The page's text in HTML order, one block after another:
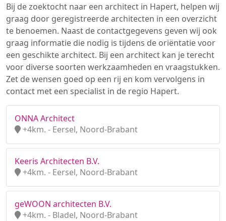
Bij de zoektocht naar een architect in Hapert, helpen wij
graag door geregistreerde architecten in een overzicht
te benoemen. Naast de contactgegevens geven wij ook
graag informatie die nodig is tijdens de oriëntatie voor
een geschikte architect. Bij een architect kan je terecht
voor diverse soorten werkzaamheden en vraagstukken.
Zet de wensen goed op een rij en kom vervolgens in
contact met een specialist in de regio Hapert.
ONNA Architect
+4km. - Eersel, Noord-Brabant
Keeris Architecten B.V.
+4km. - Eersel, Noord-Brabant
geWOON architecten B.V.
+4km. - Bladel, Noord-Brabant